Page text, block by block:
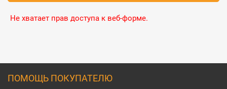
Не хватает прав доступа к веб-форме.
ПОМОЩЬ ПОКУПАТЕЛЮ